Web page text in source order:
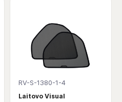
RV-S-1380-1-4
Laitovo Visual